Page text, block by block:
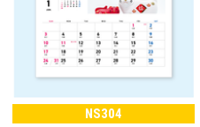
NS304